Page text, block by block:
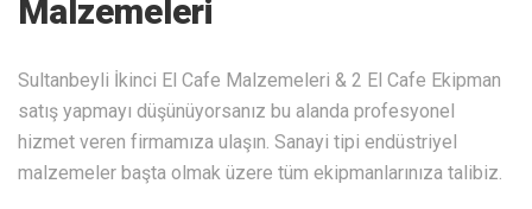
Malzemeleri
Sultanbeyli İkinci El Cafe Malzemeleri & 2 El Cafe Ekipman
satış yapmayı düşünüyorsanız bu alanda profesyonel
hizmet veren firmamıza ulaşın. Sanayi tipi endüstriyel
malzemeler başta olmak üzere tüm ekipmanlarınıza talibiz.